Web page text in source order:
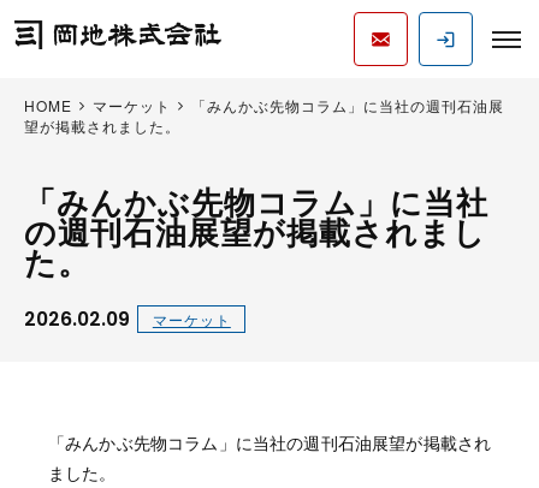
HOME マーケット
「みんかぶ先物コラム」に当社の週刊石油展
望が掲載されました。
「みんかぶ先物コラム」に当社
の週刊石油展望が掲載されまし
た。
2026.02.09 マーケット
「みんかぶ先物コラム」に当社の週刊石油展望が掲載され
ました。